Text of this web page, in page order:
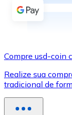
Use cartões
Comprar com
Compre usd-coin
Realize sua
tradicional de